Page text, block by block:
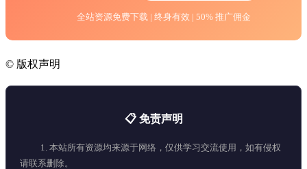
全站资源免费下载 | 终身有效 | 50% 推广佣金
© 版权声明
📋 免责声明
1. 本站所有资源均来源于网络，仅供学习交流使用，如有侵权
请联系删除。